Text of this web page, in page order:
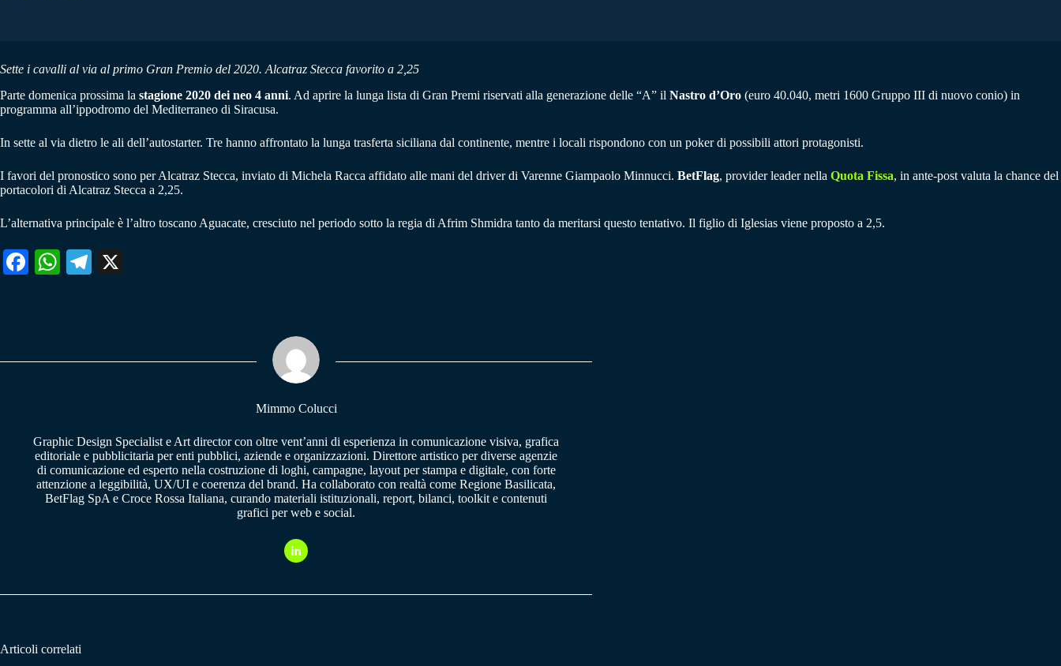
Sette i cavalli al via al primo Gran Premio del 2020. Alcatraz Stecca favorito a 2,25
Parte domenica prossima la stagione 2020 dei neo 4 anni. Ad aprire la lunga lista di Gran Premi riservati alla generazione delle “A” il Nastro d’Oro (euro 40.040, metri 1600 Gruppo III di nuovo conio) in
programma all’ippodromo del Mediterraneo di Siracusa.
In sette al via dietro le ali dell’autostarter. Tre hanno affrontato la lunga trasferta siciliana dal continente, mentre i locali rispondono con un poker di possibili attori protagonisti.
I favori del pronostico sono per Alcatraz Stecca, inviato di Michela Racca affidato alle mani del driver di Varenne Giampaolo Minnucci. BetFlag, provider leader nella Quota Fissa, in ante-post valuta la chance del
portacolori di Alcatraz Stecca a 2,25.
L’alternativa principale è l’altro toscano Aguacate, cresciuto nel periodo sotto la regia di Afrim Shmidra tanto da meritarsi questo tentativo. Il figlio di Iglesias viene proposto a 2,5.
Fa W
pp
Te
m
Mimmo Colucci
Graphic Design Specialist e Art director con oltre vent’anni di esperienza in comunicazione visiva, grafica
editoriale e pubblicitaria per enti pubblici, aziende e organizzazioni. Direttore artistico per diverse agenzie
di comunicazione ed esperto nella costruzione di loghi, campagne, layout per stampa e digitale, con forte
attenzione a leggibilità, UX/UI e coerenza del brand. Ha collaborato con realtà come Regione Basilicata,
BetFlag SpA e Croce Rossa Italiana, curando materiali istituzionali, report, bilanci, toolkit e contenuti
grafici per web e social.
Articoli correlati